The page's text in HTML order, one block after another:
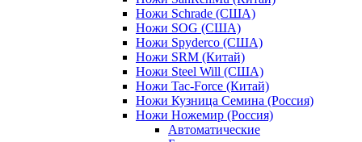
Ножи Schrade (США)
Ножи SOG (США)
Ножи Spyderco (США)
Ножи SRM (Китай)
Ножи Steel Will (США)
Ножи Tac-Force (Китай)
Ножи Кузница Семина (Россия)
Ножи Ножемир (Россия)
Автоматические